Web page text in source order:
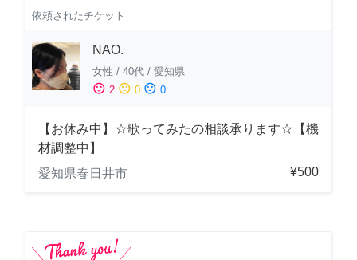
依頼されたチケット
NAO.
女性 / 40代 / 愛知県
sentiment_satisfied 2 sentiment_neutral 0 sentiment_dissatisfied 0
【お休み中】☆歌ってみたの相談承ります☆【機
材調整中】
愛知県春日井市
¥500